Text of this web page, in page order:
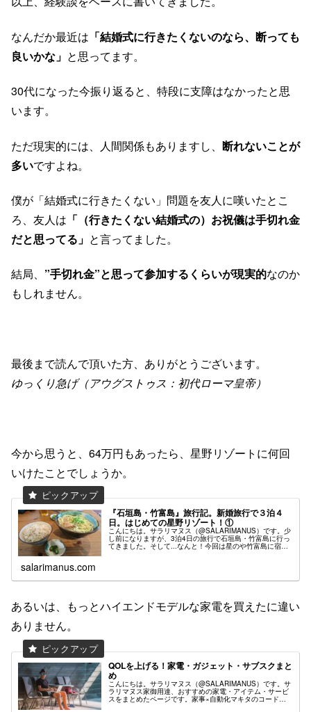
なんだか最近は 「結婚式に行きたくないのなら、断っても
良いかな」 と思ってます。
30代になった今振り返ると、特段に支障はなかったと思
います。
ただ現実的には、人間関係もありますし、 断れないことが
多いですよね。
僕が「結婚式に行きたくない」問題を友人に嘆いたとこ
ろ、友人は 「（行きたくない結婚式の）お祝儀は手切れ金
だと思ってる」 と言ってました。
結局、 ”手切れ金”と思って参加するくらいが現実的なのか
もしれません。
最後まで読んで頂いた方、ありがとうございます。
ゆっくり急げ（アウグストゥス：初代ローマ皇帝）
今から思うと、64万円もあったら、星野リゾートに何回
いけたことでしょうか。
『石垣島・竹富島』旅行記。新婚旅行で３泊４
日。はじめての星野リゾート！①
こんにちは。サラリマヌス（@SALARIMANUS）です。少
し前になりますが、3泊4日の旅行で石垣島・竹富島に行っ
てきました。そして...なんと！今回は星のや竹富島に宿泊
しました。初・星野リゾートです。（新婚旅行なので奮発
salarimanus.com
あるいは、もっとハイエンドモデルな家電を買えたに違い
ありません。
QOLを上げる！家電・ガジェット・サブスクまと
め
こんにちは。サラリマヌス（@SALARIMANUS）です。サ
ラリマヌス家御用達、おすすめの家電・アイテム・サービ
スをまとめたページです。家事×自動化マキタのコードレ